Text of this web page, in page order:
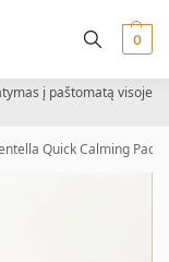
0
į paštomatą visoje
Quick Calming Pad